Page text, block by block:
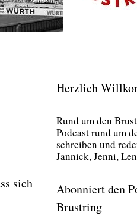
sich
Herzlich
Rund um den
Pod­cast rund um
schrei­ben und
Jan­nick, Jen­ni,
Abonniert den
Brustring